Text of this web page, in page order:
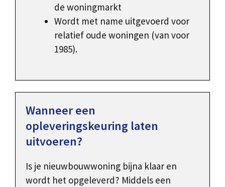
de woningmarkt
Wordt met name uitgevoerd voor
relatief oude woningen (van voor
1985).
Wanneer een
opleveringskeuring laten
uitvoeren?
Is je nieuwbouwwoning bijna klaar en
wordt het opgeleverd? Middels een